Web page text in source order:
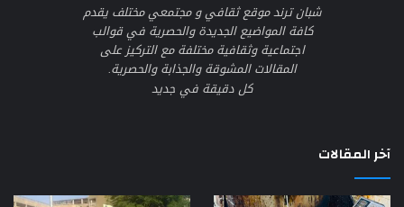
شبان ترند موقع ثقافي و مجتمعي مختلف يقدم
كافة المواضيع الجديدة والحصرية في قوالب
اجتماعية وثقافية مختلفة مع التركيز على
المقالات المشوقة والجذابة والحصرية.
كل دقيقة في جديد
آخر المقالات